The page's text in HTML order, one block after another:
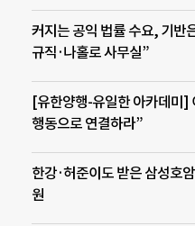
커지는 공익 법률 수요, 기반
규직·나홀로 사무실”
[유한양행-유일한 아카데미]
행동으로 연결하라”
한강·허준이도 받은 삼성호
원